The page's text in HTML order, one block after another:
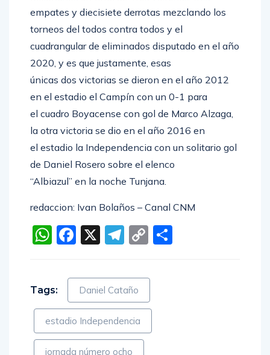
empates y diecisiete derrotas mezclando los
torneos del todos contra todos y el
cuadrangular de eliminados disputado en el año
2020, y es que justamente, esas
únicas dos victorias se dieron en el año 2012
en el estadio el Campín con un 0-1 para
el cuadro Boyacense con gol de Marco Alzaga,
la otra victoria se dio en el año 2016 en
el estadio la Independencia con un solitario gol
de Daniel Rosero sobre el elenco
“Albiazul” en la noche Tunjana.
redaccion: Ivan Bolaños – Canal CNM
WhatsApp
Facebook
X Telegram
Copy
Tags: Daniel Cataño
estadio Independencia
jornada número ocho